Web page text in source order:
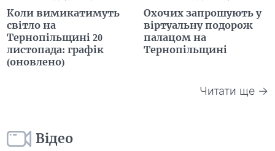
Коли вимикатимуть
світло на
Тернопільщині 20
листопада: графік
(оновлено)
Охочих запрошують у
віртуальну подорож
палацом на
Тернопільщині
Читати ще →
Відео